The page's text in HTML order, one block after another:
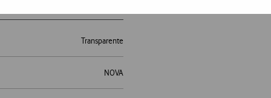
Transparente
NOVA